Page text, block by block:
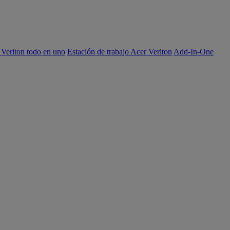
todo en uno Estación de trabajo Acer Veriton Add-In-One